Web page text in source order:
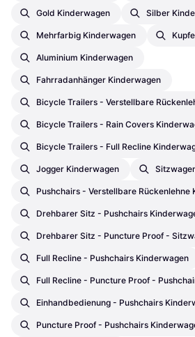
Gold Kinderwagen Silber
Mehrfarbig Kinderwagen
Aluminium Kinderwagen
Fahrradanhänger Kinderwagen
Bicycle Trailers - Verstellbare
Bicycle Trailers - Rain Covers
Bicycle Trailers - Full Recline
Jogger Kinderwagen
Pushchairs - Verstellbare Rückenlehne
Drehbarer Sitz - Pushchairs
Drehbarer Sitz - Puncture Proof -
Full Recline - Pushchairs Kinderwagen
Full Recline - Puncture Proof -
Einhandbedienung - Pushchairs
Puncture Proof - Pushchairs